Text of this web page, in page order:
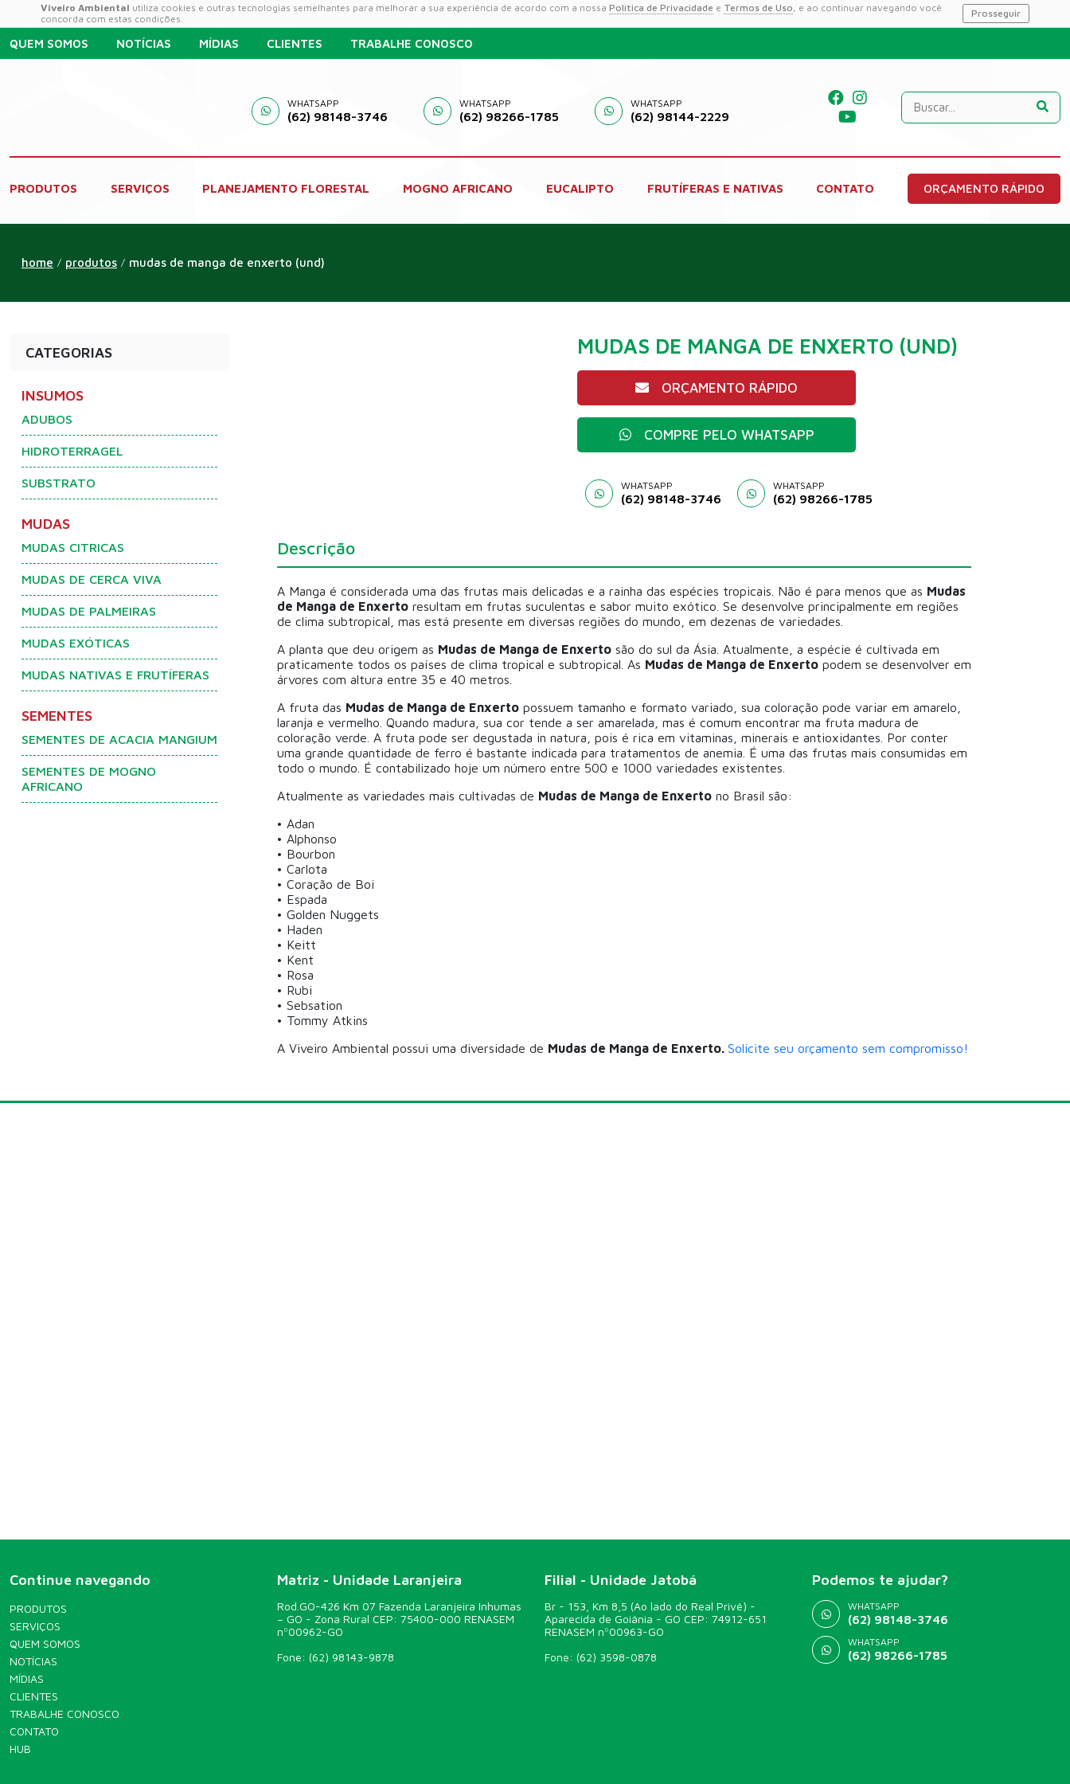
Viveiro Ambiental utiliza cookies e outras tecnologias semelhantes para melhorar a sua experiência de acordo com a nossa Política de Privacidade e Termos de Uso, e ao continuar navegando você
concorda com estas condições.
Prosseguir
QUEM SOMOS NOTÍCIAS MÍDIAS CLIENTES TRABALHE CONOSCO
WHATSAPP
(62) 98148-3746
WHATSAPP
(62) 98266-1785
WHATSAPP
(62) 98144-2229
PRODUTOS SERVIÇOS PLANEJAMENTO FLORESTAL MOGNO AFRICANO EUCALIPTO FRUTÍFERAS E NATIVAS CONTATO ORÇAMENTO RÁPIDO
home / produtos / mudas de manga de enxerto (und)
CATEGORIAS
INSUMOS
ADUBOS
HIDROTERRAGEL
SUBSTRATO
MUDAS
MUDAS CITRICAS
MUDAS DE CERCA VIVA
MUDAS DE PALMEIRAS
MUDAS EXÓTICAS
MUDAS NATIVAS E FRUTÍFERAS
SEMENTES
SEMENTES DE ACACIA MANGIUM
SEMENTES DE MOGNO
AFRICANO
MUDAS DE MANGA DE ENXERTO (UND)
ORÇAMENTO RÁPIDO
COMPRE PELO WHATSAPP
WHATSAPP
(62) 98148-3746
WHATSAPP
(62) 98266-1785
Descrição
A Manga é considerada uma das frutas mais delicadas e a rainha das espécies tropicais. Não é para menos que as Mudas
de Manga de Enxerto resultam em frutas suculentas e sabor muito exótico. Se desenvolve principalmente em regiões
de clima subtropical, mas está presente em diversas regiões do mundo, em dezenas de variedades.
A planta que deu origem as Mudas de Manga de Enxerto são do sul da Ásia. Atualmente, a espécie é cultivada em
praticamente todos os países de clima tropical e subtropical. As Mudas de Manga de Enxerto podem se desenvolver em
árvores com altura entre 35 e 40 metros.
A fruta das Mudas de Manga de Enxerto possuem tamanho e formato variado, sua coloração pode variar em amarelo,
laranja e vermelho. Quando madura, sua cor tende a ser amarelada, mas é comum encontrar ma fruta madura de
coloração verde. A fruta pode ser degustada in natura, pois é rica em vitaminas, minerais e antioxidantes. Por conter
uma grande quantidade de ferro é bastante indicada para tratamentos de anemia. É uma das frutas mais consumidas em
todo o mundo. É contabilizado hoje um número entre 500 e 1000 variedades existentes.
Atualmente as variedades mais cultivadas de Mudas de Manga de Enxerto no Brasil são:
• Adan
• Alphonso
• Bourbon
• Carlota
• Coração de Boi
• Espada
• Golden Nuggets
• Haden
• Keitt
• Kent
• Rosa
• Rubi
• Sebsation
• Tommy Atkins
A Viveiro Ambiental possui uma diversidade de Mudas de Manga de Enxerto. Solicite seu orçamento sem compromisso!
Continue navegando
PRODUTOS
SERVIÇOS
QUEM SOMOS
NOTÍCIAS
MÍDIAS
CLIENTES
TRABALHE CONOSCO
CONTATO
HUB
Matriz - Unidade Laranjeira
Rod.GO-426 Km 07 Fazenda Laranjeira Inhumas
– GO - Zona Rural CEP: 75400-000 RENASEM
nº00962-GO
Fone: (62) 98143-9878
Filial - Unidade Jatobá
Br - 153, Km 8,5 (Ao lado do Real Privê) -
Aparecida de Goiânia - GO CEP: 74912-651
RENASEM nº00963-GO
Fone: (62) 3598-0878
Podemos te ajudar?
WHATSAPP
(62) 98148-3746
WHATSAPP
(62) 98266-1785